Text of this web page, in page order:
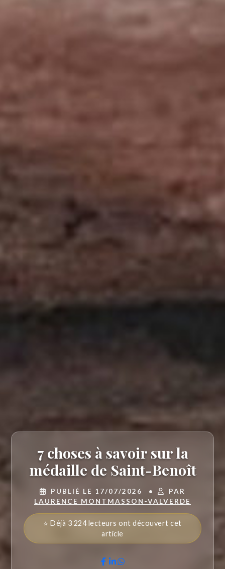
7 choses à savoir sur la
médaille de Saint-Benoît
PUBLIÉ LE 17/07/2026 •
PAR
LAURENCE MONTMASSON-VALVERDE
⭐ Déjà 3 224 lecteurs ont découvert cet
article